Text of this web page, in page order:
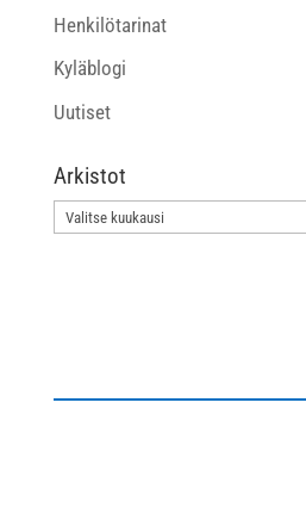
Henkilötarinat
Kyläblogi
Uutiset
Arkistot
Arkistot